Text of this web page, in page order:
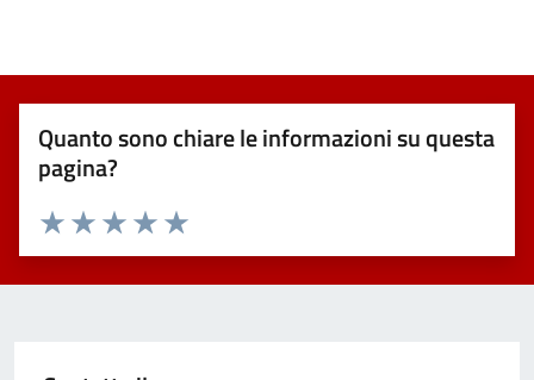
Quanto sono chiare le informazioni su questa
pagina?
Valuta 5 stelle su 5
Valuta 4 stelle su 5
Valuta 3 stelle su 5
Valuta 2 stelle su 5
Valuta 1 stelle su 5